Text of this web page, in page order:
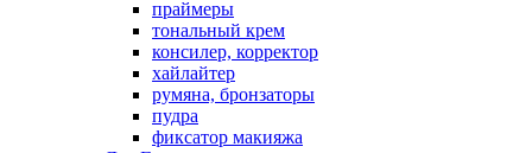
праймеры
тональный крем
консилер, корректор
хайлайтер
румяна, бронзаторы
пудра
фиксатор макияжа